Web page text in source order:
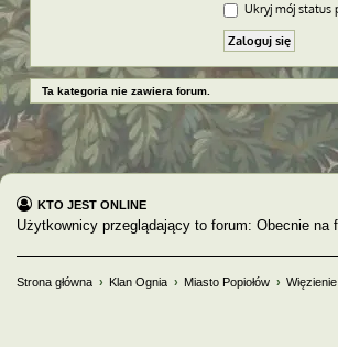
Ukryj mój status
Ta kategoria nie zawiera forum.
KTO JEST ONLINE
Użytkownicy przeglądający to forum: Obecnie
Strona główna Klan Ognia Miasto Popiołów Więzienie